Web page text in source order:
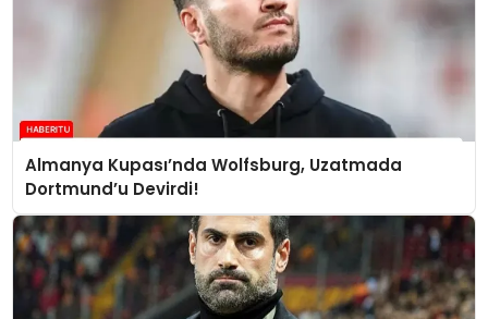
Almanya Kupası’nda Wolfsburg, Uzatmada
Dortmund’u Devirdi!